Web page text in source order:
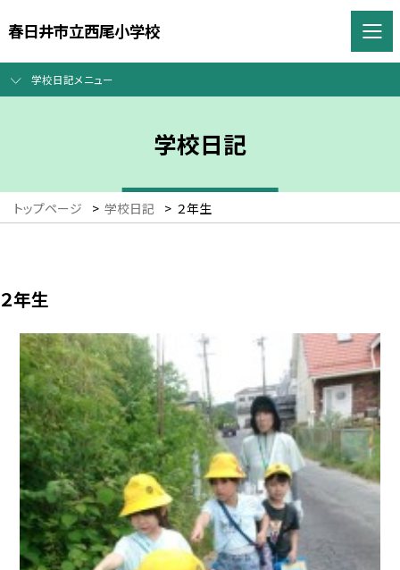
春日井市立西尾小学校
学校日記メニュー
学校日記
トップページ > 学校日記 > ２年生
２年生